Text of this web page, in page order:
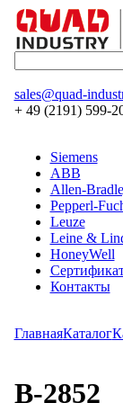
sales@quad-
+ 49 (2191) 599-
Siemens
ABB
Allen-
Pepperl-
Leuze
Leine &
HoneyWell
Контакты
ГлавнаяКаталог
B-2852